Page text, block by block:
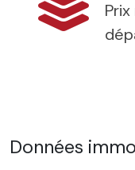
Données